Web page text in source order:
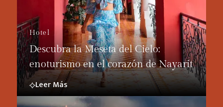
Hotel
Descubra la Meseta del Cielo:
enoturismo en el corazón de Nayarit
Leer Más